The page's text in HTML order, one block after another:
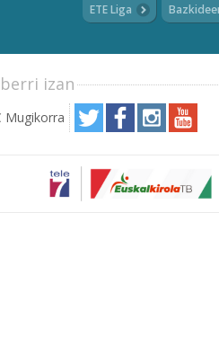
ETE Liga
izan
Mugikorra